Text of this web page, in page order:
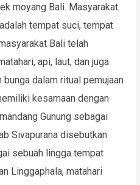
moyang Bali. Masyarakat
tempat suci, tempat
Bali telah
api, laut, dan juga
bunga dalam ritual pemujaan
kesamaan dengan
Gunung sebagai
Sivapurana disebutkan
sebuah lingga tempat
Linggaphala, matahari